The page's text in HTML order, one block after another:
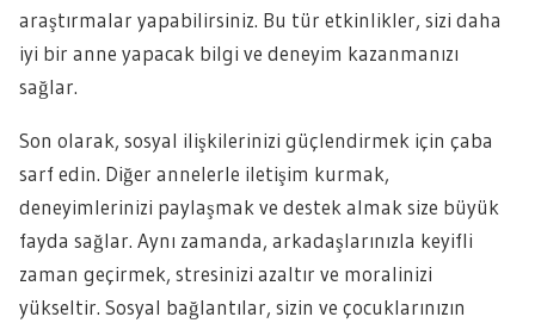
araştırmalar yapabilirsiniz. Bu tür etkinlikler, sizi daha
iyi bir anne yapacak bilgi ve deneyim kazanmanızı
sağlar.
Son olarak, sosyal ilişkilerinizi güçlendirmek için çaba
sarf edin. Diğer annelerle iletişim kurmak,
deneyimlerinizi paylaşmak ve destek almak size büyük
fayda sağlar. Aynı zamanda, arkadaşlarınızla keyifli
zaman geçirmek, stresinizi azaltır ve moralinizi
yükseltir. Sosyal bağlantılar, sizin ve çocuklarınızın